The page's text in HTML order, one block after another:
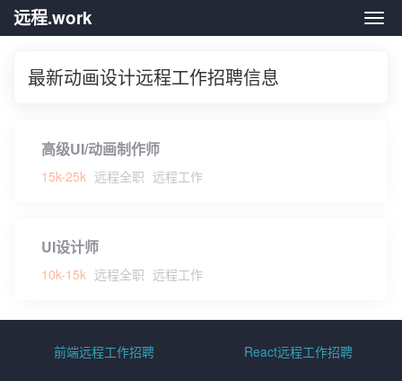
远
远程.work
最新动画设计远程工作招聘信息
高级UI/动画制作师
15k-25k 远程全职 远程工作
UI设计师
10k-15k 远程全职 远程工作
前端远程工作招聘 React远程工作招聘